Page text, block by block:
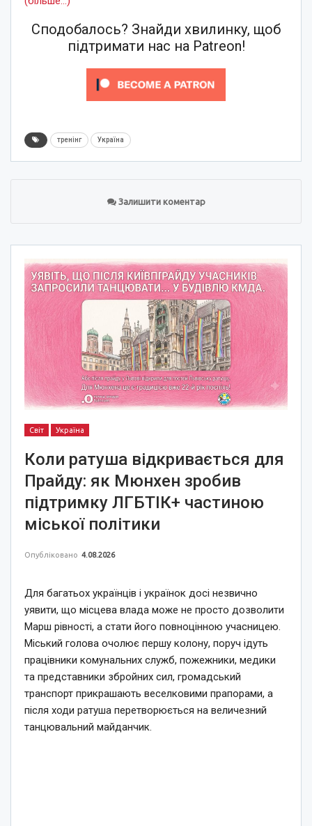
Сподобалось? Знайди хвилинку, щоб
підтримати нас на Patreon!
тренінг Україна
Залишити коментар
Світ Україна
Коли ратуша відкривається для
Прайду: як Мюнхен зробив
підтримку ЛГБТІК+ частиною
міської політики
Опубліковано 4.08.2026
Для багатьох українців і українок досі незвично
уявити, що місцева влада може не просто дозволити
Марш рівності, а стати його повноцінною учасницею.
Міський голова очолює першу колону, поруч ідуть
працівники комунальних служб, пожежники, медики
та представники збройних сил, громадський
транспорт прикрашають веселковими прапорами, а
після ходи ратуша перетворюється на величезний
танцювальний майданчик.